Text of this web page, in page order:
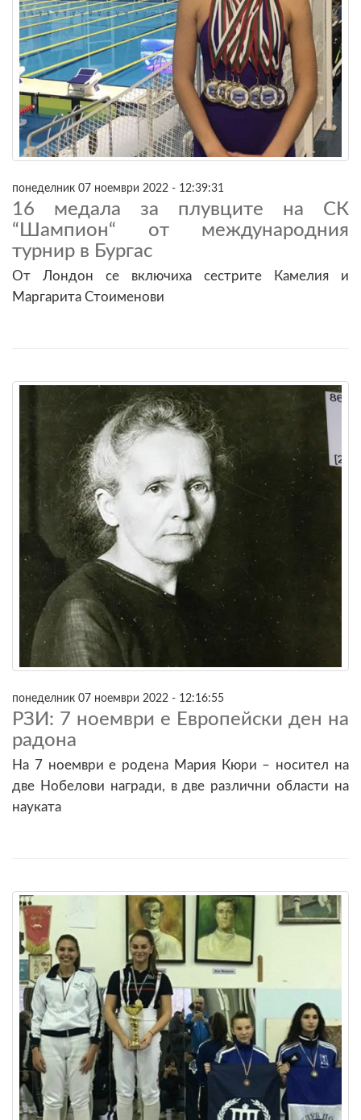
понеделник 07 ноември 2022 - 12:39:31
16 медала за плувците на СК
“Шампион“ от международния
турнир в Бургас
От Лондон се включиха сестрите Камелия и
Маргарита Стоименови
понеделник 07 ноември 2022 - 12:16:55
РЗИ: 7 ноември е Европейски ден на
радона
На 7 ноември е родена Мария Кюри – носител на
две Нобелови награди, в две различни области на
науката